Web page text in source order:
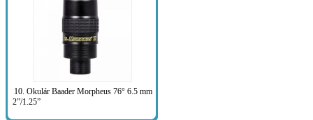
10. Okulár Baader Morpheus 76° 6.5 mm
2”/1.25”